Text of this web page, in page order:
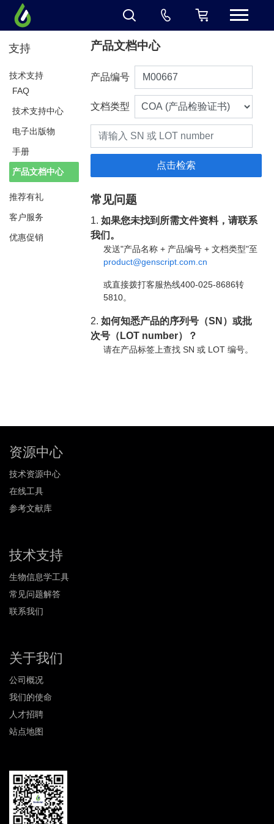
支持
技术支持
FAQ
技术支持中心
电子出版物
手册
产品文档中心
推荐有礼
客户服务
优惠促销
产品文档中心
产品编号
文档类型
常见问题
1.如果您未找到所需文件资料，请联系
我们。
发送"产品名称 + 产品编号 + 文档类型"至
product@genscript.com.cn
或直接拨打客服热线400-025-8686转
5810。
2.如何知悉产品的序列号（SN）或批
次号（LOT number）？
请在产品标签上查找 SN 或 LOT 编号。
资源中心
技术资源中心
在线工具
参考文献库
技术支持
生物信息学工具
常见问题解答
联系我们
关于我们
公司概况
我们的使命
人才招聘
站点地图